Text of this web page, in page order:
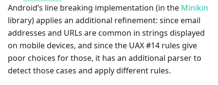
Android’s line breaking implementation (in the Minikin
library) applies an additional refinement: since email
addresses and URLs are common in strings displayed
on mobile devices, and since the UAX #14 rules give
poor choices for those, it has an additional parser to
detect those cases and apply different rules.